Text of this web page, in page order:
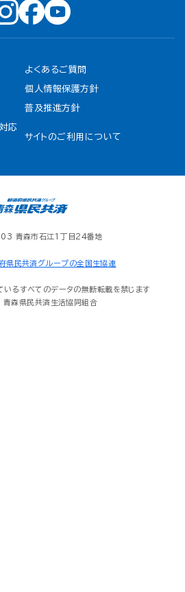
よくあるご質問
個人情報保護方針
普及推進方針
応
サイトのご利用について
青森市石江1丁目24番地
県民共済グループの全国生協連
いるすべてのデータの無断転載を禁じます
森県民共済生活協同組合